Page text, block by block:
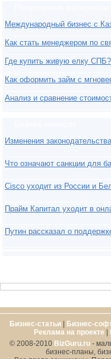
Международный бизнес с
Как стать менеджером по
Где купить живую елку СПБ?
Как оформить займ с
Анализ и сравнение
Изменения
Что означают санкции для
Cisco уходит из России и
Прайм Капитал уходит в
Путин рассказал о
Бизнес-статьи| Бизнес-
Реклама на проекте |
© 2008-2010 BizGuru.ru -
бизнес-планы,